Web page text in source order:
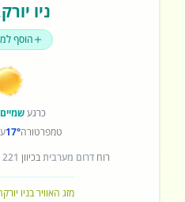
ניו יורק
הוסף
כרגע
טמפרטורה17°
רוחדרום מערביתבכיוון 221
מזג האוויר בניו יורק